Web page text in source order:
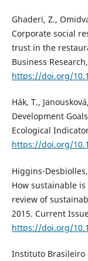
Ghaderi, Z.,
Corporate social
trust in the
Business
https://doi.org/
Hák, T.,
Development
Ecological
https://doi.org/
Higgins-
How sustainable
review of
2015. Current
https://doi.org/
Instituto Brasileiro